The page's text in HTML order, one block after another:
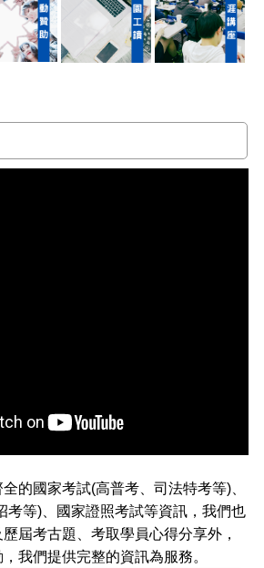
的國家考試(高普考、司法特考等)、
考等)、國家證照考試等資訊，我們也
屆考古題、考取學員心得分享外，
我們提供完整的資訊為服務。